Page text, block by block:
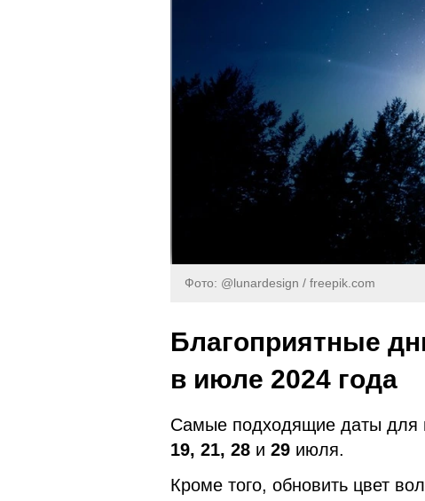
Фото: @lunardesign / freepik.com
Благоприятные
в июле 2024 года
Самые подходящие даты для
19, 21, 28 и 29 июля.
Кроме того, обновить цвет